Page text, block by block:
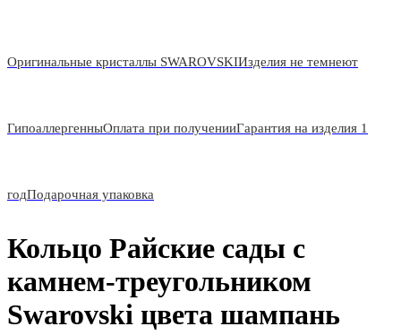
Оригинальные кристаллы SWAROVSKIИзделия не темнеют
ГипоаллергенныОплата при полученииГарантия на изделия 1
годПодарочная упаковка
Кольцо Райские сады с
камнем-треугольником
Swarovski цвета шампань